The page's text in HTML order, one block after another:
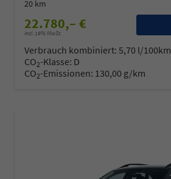
20 km
22.780,– €
incl. 19% MwSt.
Verbrauch kombiniert: 5,70 l/100km
CO2-Klasse: D
CO2-Emissionen: 130,00 g/km